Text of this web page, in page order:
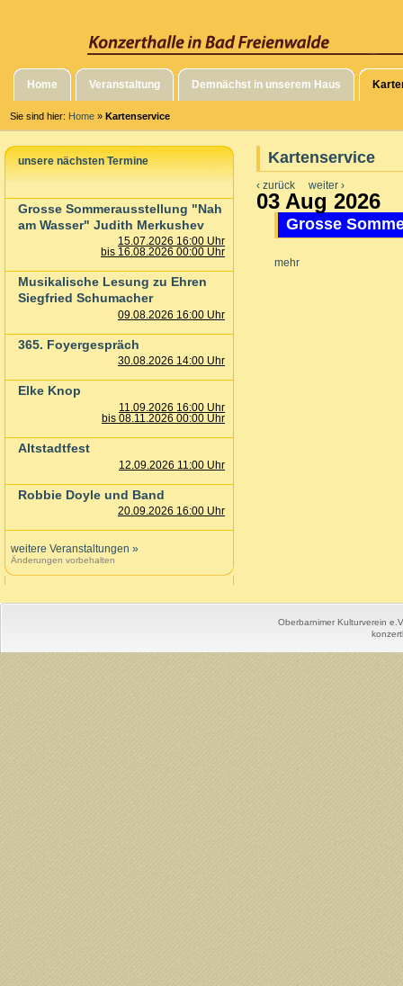
Home Veranstaltung Demnächst in unserem Haus
Sie sind hier: Home» Kartenservice
unsere nächsten Termine
Grosse Sommerausstellung "Nah
am Wasser" Judith Merkushev
15.07.2026 16:00 Uhr
bis 16.08.2026 00:00 Uhr
Musikalische Lesung zu Ehren
Siegfried Schumacher
09.08.2026 16:00 Uhr
365. Foyergespräch
30.08.2026 14:00 Uhr
Elke Knop
11.09.2026 16:00 Uhr
bis 08.11.2026 00:00 Uhr
Altstadtfest
12.09.2026 11:00 Uhr
Robbie Doyle und Band
20.09.2026 16:00 Uhr
weitere Veranstaltungen »
Änderungen vorbehalten
Kartenservice
‹ zurück weiter ›
03 Aug 2026
Grosse
mehr
Oberbarnimer Kulturverein